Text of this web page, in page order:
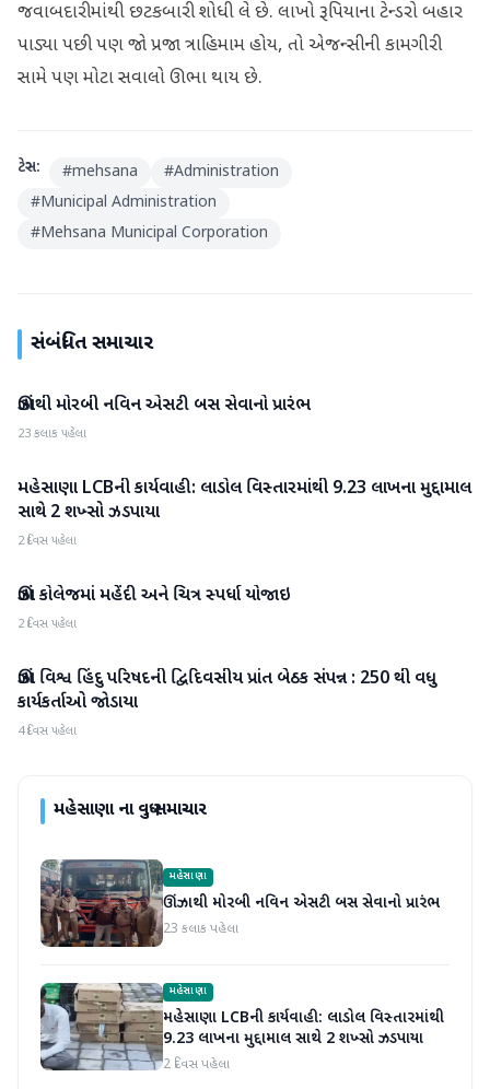
જવાબદારીમાંથી છટકબારી શોધી લે છે. લાખો રૂપિયાના ટેન્ડરો બહાર
પાડ્યા પછી પણ જો પ્રજા ત્રાહિમામ હોય, તો એજન્સીની કામગીરી
સામે પણ મોટા સવાલો ઊભા થાય છે.
ટેગ્સ: #mehsana #Administration
#Municipal Administration
#Mehsana Municipal Corporation
સંબંધિત સમાચાર
મહેસાણા
ઊંઝાથી મોરબી નવિન એસટી બસ સેવાનો પ્રારંભ
23 કલાક પહેલા
મહેસાણા
મહેસાણા LCBની કાર્યવાહી: લાડોલ વિસ્તારમાંથી 9.23 લાખના મુદ્દામાલ
સાથે 2 શખ્સો ઝડપાયા
2 દિવસ પહેલા
મહેસાણા
ઊંઝા કોલેજમાં મહેંદી અને ચિત્ર સ્પર્ધા યોજાઇ
2 દિવસ પહેલા
મહેસાણા
ઊંઝા વિશ્વ હિંદુ પરિષદની દ્વિદિવસીય પ્રાંત બેઠક સંપન્ન : 250 થી વધુ
કાર્યકર્તાઓ જોડાયા
4 દિવસ પહેલા
મહેસાણાના વધુ સમાચાર
મહેસાણા
ઊંઝાથી મોરબી નવિન એસટી બસ સેવાનો પ્રારંભ
23 કલાક પહેલા
મહેસાણા
મહેસાણા LCBની કાર્યવાહી: લાડોલ વિસ્તારમાંથી
9.23 લાખના મુદ્દામાલ સાથે 2 શખ્સો ઝડપાયા
2 દિવસ પહેલા